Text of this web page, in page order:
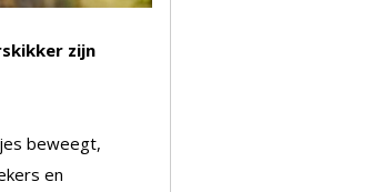
zijn
beweegt,
en